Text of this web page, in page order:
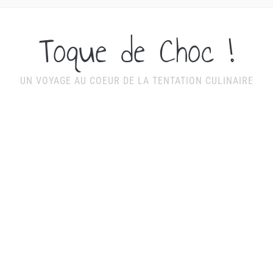
Toque de Choc !
UN VOYAGE AU COEUR DE LA TENTATION CULINAIRE